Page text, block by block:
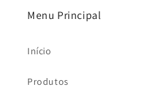
Menu Principal
Início
Produtos